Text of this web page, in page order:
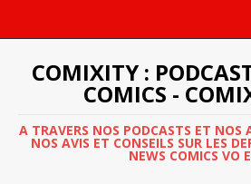
COMIXITY :
COMICS -
A TRAVERS NOS PODCASTS ET NOS
NOS AVIS ET CONSEILS SUR LES
NEWS COMICS VO